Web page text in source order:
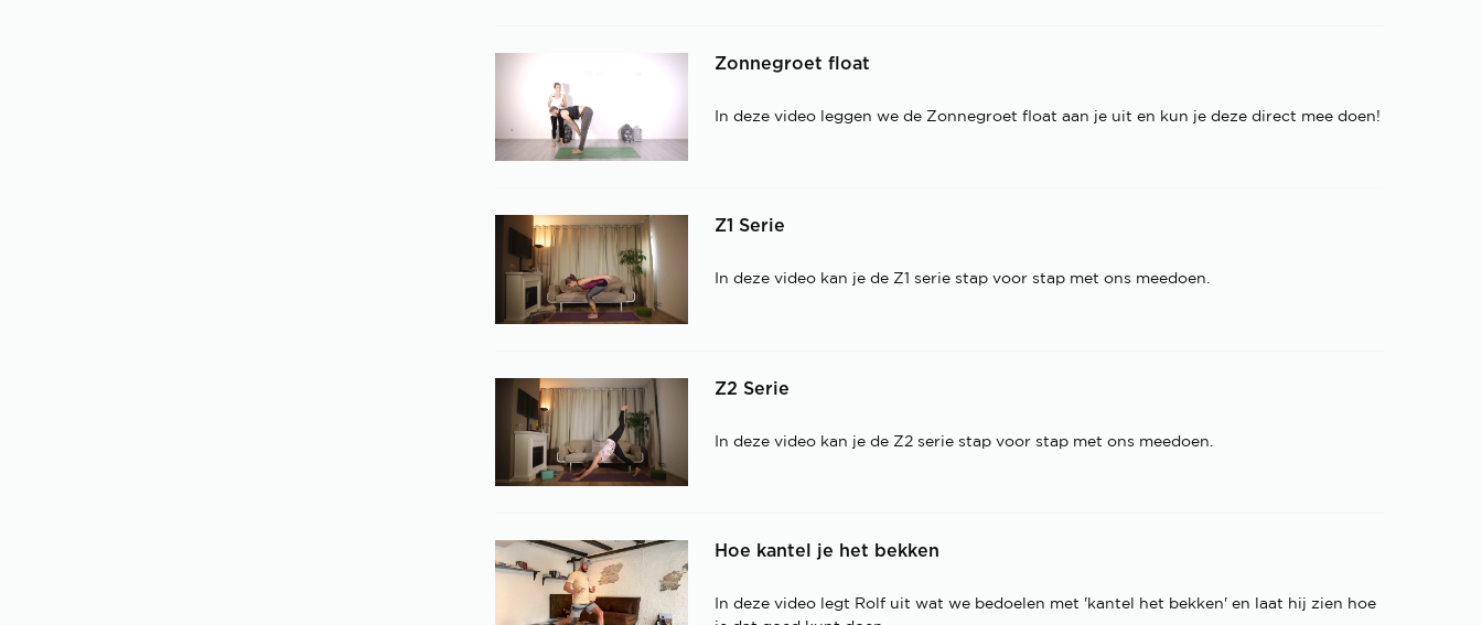
Zonnegroet float
In deze video leggen we de Zonnegroet float aan je uit en kun je deze direct mee doen!
Z1 Serie
In deze video kan je de Z1 serie stap voor stap met ons meedoen.
Z2 Serie
In deze video kan je de Z2 serie stap voor stap met ons meedoen.
Hoe kantel je het bekken
In deze video legt Rolf uit wat we bedoelen met 'kantel het bekken' en laat hij zien hoe